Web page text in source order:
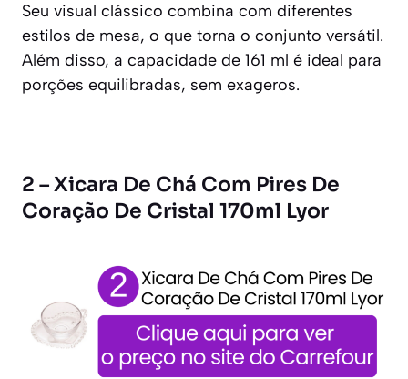
Seu visual clássico combina com diferentes
estilos de mesa, o que torna o conjunto versátil.
Além disso, a capacidade de 161 ml é ideal para
porções equilibradas, sem exageros.
2 – Xicara De Chá Com Pires De
Coração De Cristal 170ml Lyor